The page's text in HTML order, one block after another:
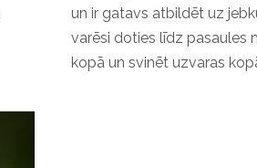
un ir gatavs atbildēt uz
varēsi doties līdz pasaules
kopā un svinēt uzvaras